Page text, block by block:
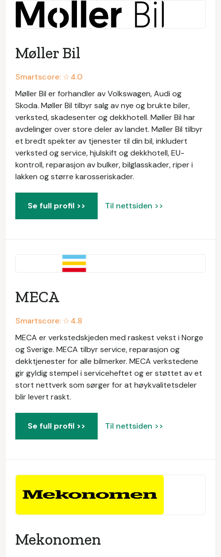
Møller Bil
Smartscore: ☆4.0
Møller Bil er forhandler av Volkswagen, Audi og
Skoda. Møller Bil tilbyr salg av nye og brukte biler,
verksted, skadesenter og dekkhotell. Møller Bil har
avdelinger over store deler av landet. Møller Bil tilbyr
et bredt spekter av tjenester til din bil, inkludert
verksted og service, hjulskift og dekkhotell, EU-
kontroll, reparasjon av bulker, bilglasskader, riper i
lakken og større karosseriskader.
Se full profil >> Til nettsiden >>
MECA
Smartscore: ☆4.8
MECA er verkstedskjeden med raskest vekst i Norge
og Sverige. MECA tilbyr service, reparasjon og
dekktjenester for alle bilmerker. MECA verkstedene
gir gyldig stempel i serviceheftet og er støttet av et
stort nettverk som sørger for at høykvalitetsdeler
blir levert raskt.
Se full profil >> Til nettsiden >>
Mekonomen